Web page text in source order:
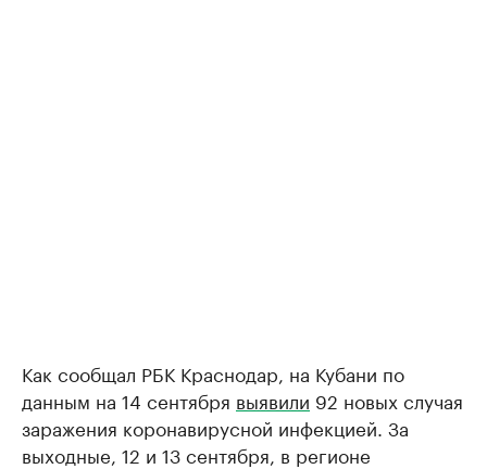
Как сообщал РБК Краснодар, на Кубани по
данным на 14 сентября выявили 92 новых случая
заражения коронавирусной инфекцией. За
выходные, 12 и 13 сентября, в регионе